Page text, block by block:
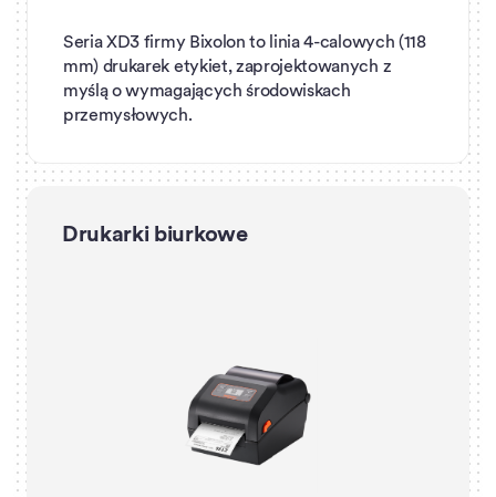
Seria XD3 firmy Bixolon to linia 4-calowych (118
mm) drukarek etykiet, zaprojektowanych z
myślą o wymagających środowiskach
przemysłowych.
Drukarki biurkowe